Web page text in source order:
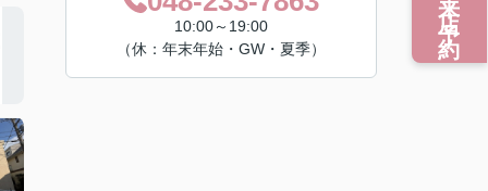
10:00～19:00
（休：年末年始・GW・夏季）